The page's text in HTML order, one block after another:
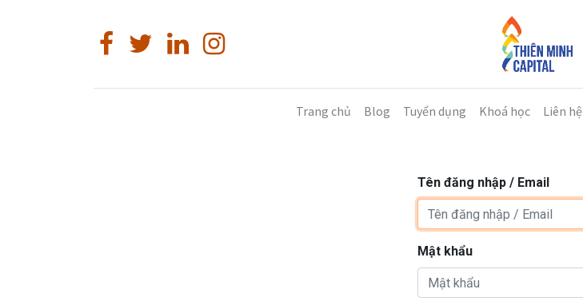
Trang chủ Blog Tuyển dụng Khoá học Liên hệ
Tên đăng nhập / Email
Mật khẩu